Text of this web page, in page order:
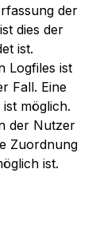
der
dies der
ist.
Logfiles ist
Fall. Eine
möglich.
der Nutzer
Zuordnung
ist.